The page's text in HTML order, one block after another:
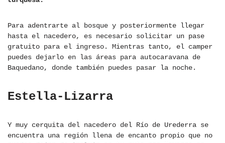
Para adentrarte al bosque y posteriormente llegar
hasta el nacedero, es necesario solicitar un pase
gratuito para el ingreso. Mientras tanto, el camper
puedes dejarlo en las áreas para autocaravana de
Baquedano, donde también puedes pasar la noche.
Estella-Lizarra
Y muy cerquita del nacedero del Río de Urederra se
encuentra una región llena de encanto propio que no